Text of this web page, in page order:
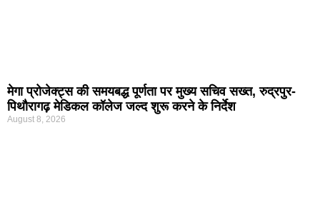
मेगा प्रोजेक्ट्स की समयबद्ध पूर्णता पर मुख्य सचिव सख्त, रुद्रपुर-
पिथौरागढ़ मेडिकल कॉलेज जल्द शुरू करने के निर्देश
August 8, 2026